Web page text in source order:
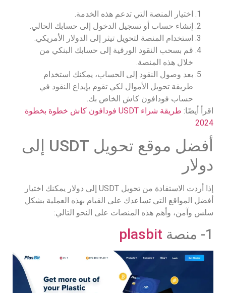
اختيار المنصة التي تدعم هذه الخدمة.
إنشاء حساب أو تسجيل الدخول إلى حسابك الحالي.
استخدام المنصة لتحويل تيثر إلى الدولار الأمريكي.
قم بسحب النقود الورقية إلى حسابك البنكي من
خلال هذه المنصة.
بعد وصول النقود إلى الحساب، يمكنك استخدام
طريقة تحويل الأموال لكي تقوم بإيداع النقود في
حساب فودافون كاش الخاص بك.
اقرأ أيضًا:
طريقة شراء USDT فودافون كاش خطوة بخطوة
2024
أفضل موقع تحويل USDT إلى
دولار
إذا أردت الاستفادة من تحويل USDT إلى دولار يمكنك اختيار
أفضل المواقع التي تساعدك على القيام بهذه العملية بشكل
سلس وآمن، وأهم هذه المنصات على النحو التالي:
1- منصة plasbit